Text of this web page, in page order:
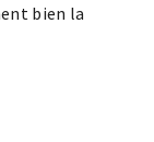
bien la